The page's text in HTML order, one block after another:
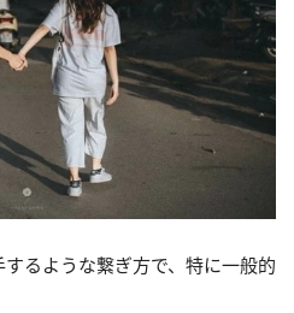
するような繋ぎ方で、特に一般的